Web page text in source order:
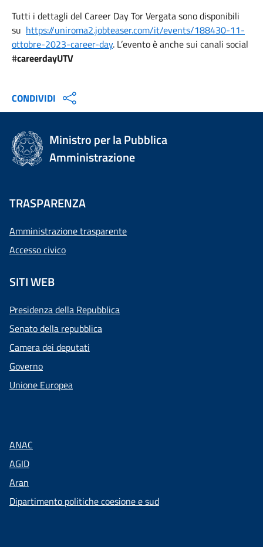
Tutti i dettagli del Career Day Tor Vergata sono disponibili
su https://uniroma2.jobteaser.com/it/events/188430-11-
ottobre-2023-career-day. L’evento è anche sui canali social
#careerdayUTV
CONDIVIDI
Ministro per la Pubblica
Amministrazione
TRASPARENZA
Amministrazione trasparente
Accesso civico
SITI WEB
Presidenza della Repubblica
Senato della repubblica
Camera dei deputati
Governo
Unione Europea
ANAC
AGID
Aran
Dipartimento politiche coesione e sud